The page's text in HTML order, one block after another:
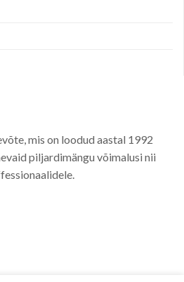
mis on loodud aastal 1992
piljardimängu võimalusi nii